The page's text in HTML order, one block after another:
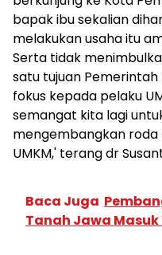
bapak ibu sekalian
melakukan usaha itu
Serta tidak
satu tujuan
fokus kepada pelaku
semangat kita lagi
mengembangkan
UMKM,' terang dr
Baca Juga
Tanah Jawa